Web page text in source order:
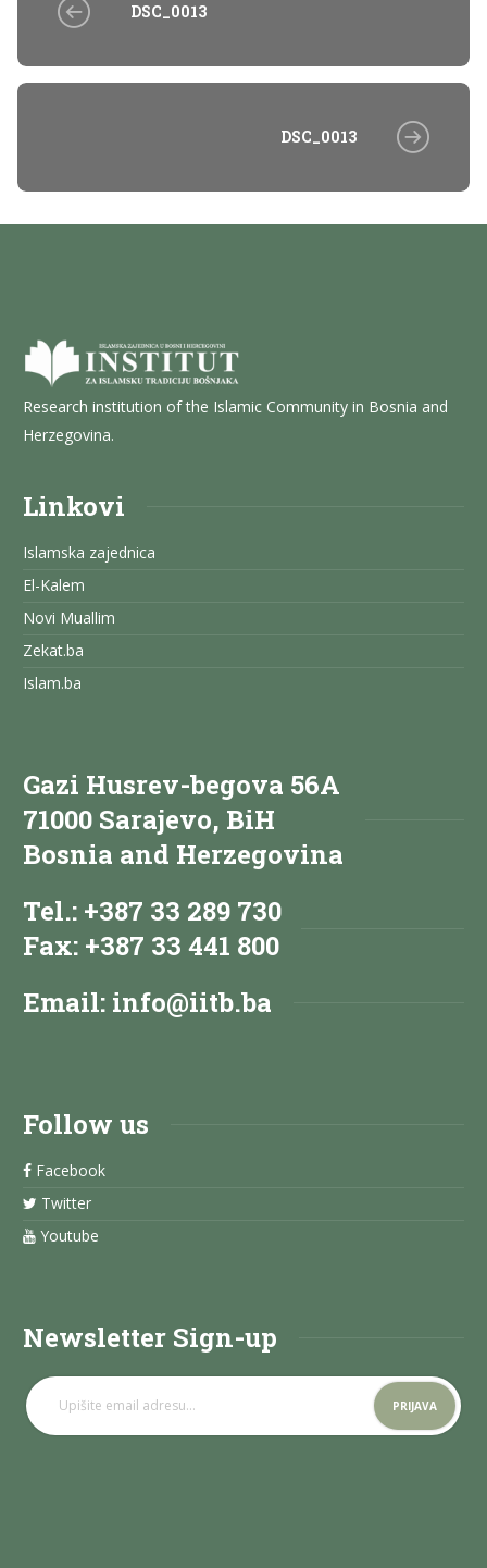
DSC_0013
DSC_0013
Research institution of the Islamic Community in Bosnia and
Herzegovina.
Linkovi
Islamska zajednica
El-Kalem
Novi Muallim
Zekat.ba
Islam.ba
Gazi Husrev-begova 56A
71000 Sarajevo, BiH
Bosnia and Herzegovina
Tel.: +387 33 289 730
Fax: +387 33 441 800
Email: info@iitb.ba
Follow us
Facebook
Twitter
Youtube
Newsletter Sign-up